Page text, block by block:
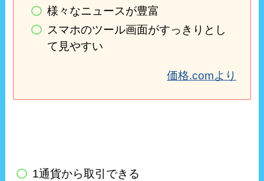
様々なニュースが豊富
スマホのツール画面がすっきりとし
て見やすい
価格.comより
1通貨から取引できる